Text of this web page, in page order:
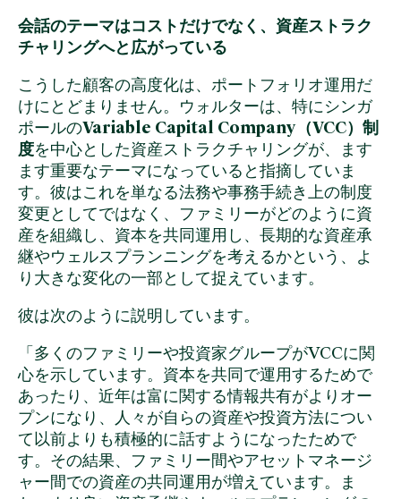
会話のテーマはコストだけでなく、資産ストラク
チャリングへと広がっている
こうした顧客の高度化は、ポートフォリオ運用だ
けにとどまりません。ウォルターは、特にシンガ
ポールのVariable Capital Company（VCC）制
度を中心とした資産ストラクチャリングが、ます
ます重要なテーマになっていると指摘していま
す。彼はこれを単なる法務や事務手続き上の制度
変更としてではなく、ファミリーがどのように資
産を組織し、資本を共同運用し、長期的な資産承
継やウェルスプランニングを考えるかという、よ
り大きな変化の一部として捉えています。
彼は次のように説明しています。
「多くのファミリーや投資家グループがVCCに関
心を示しています。資本を共同で運用するためで
あったり、近年は富に関する情報共有がよりオー
プンになり、人々が自らの資産や投資方法につい
て以前よりも積極的に話すようになったためで
す。その結果、ファミリー間やアセットマネージ
ャー間での資産の共同運用が増えています。ま